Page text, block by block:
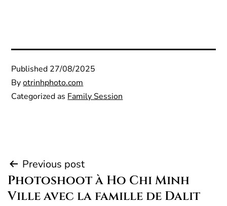
Published 27/08/2025
Byotrinhphoto.com
Categorized as Family Session
Post
navigation
Previous post
Photoshoot à Ho Chi Minh
Ville avec la famille de Dalit